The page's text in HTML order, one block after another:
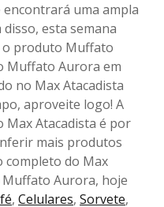
encontrará uma ampla
esta semana
o produto Muffato
Muffato Aurora em
no Max Atacadista
aproveite logo! A
Atacadista é por
mais produtos
completo do Max
Aurora, hoje
, Celulares, Sorvete,